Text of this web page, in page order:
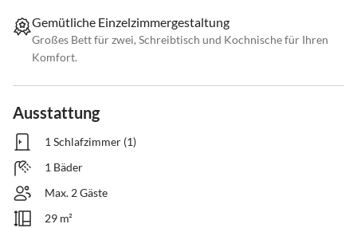
Gemütliche Einzelzimmergestaltung
Großes Bett für zwei, Schreibtisch und Kochnische für Ihren
Komfort.
Ausstattung
1 Schlafzimmer (1)
1 Bäder
Max. 2 Gäste
29 m²